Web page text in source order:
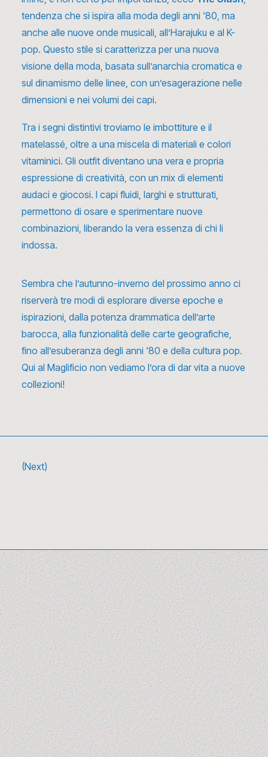
tendenza che si ispira alla moda degli anni ‘80, ma
anche alle nuove onde musicali, all’Harajuku e al K-
pop. Questo stile si caratterizza per una nuova
visione della moda, basata sull’anarchia cromatica e
sul dinamismo delle linee, con un’esagerazione nelle
dimensioni e nei volumi dei capi.
Tra i segni distintivi troviamo le imbottiture e il
matelassé, oltre a una miscela di materiali e colori
vitaminici. Gli outfit diventano una vera e propria
espressione di creatività, con un mix di elementi
audaci e giocosi. I capi fluidi, larghi e strutturati,
permettono di osare e sperimentare nuove
combinazioni, liberando la vera essenza di chi li
indossa.
Sembra che l’autunno-inverno del prossimo anno ci
riserverà tre modi di esplorare diverse epoche e
ispirazioni, dalla potenza drammatica dell’arte
barocca, alla funzionalità delle carte geografiche,
fino all’esuberanza degli anni ‘80 e della cultura pop.
Qui al Maglificio non vediamo l’ora di dar vita a nuove
collezioni!
(Next)